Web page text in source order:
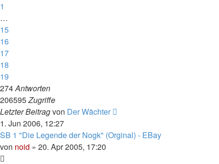
1
…
15
16
17
18
19
274Antworten
206595Zugriffe
Letzter Beitragvon Der Wächter
1. Jun 2006, 12:27
SB 1 "Die Legende der Nogk" (Orginal) - EBay
von noid » 20. Apr 2005, 17:20